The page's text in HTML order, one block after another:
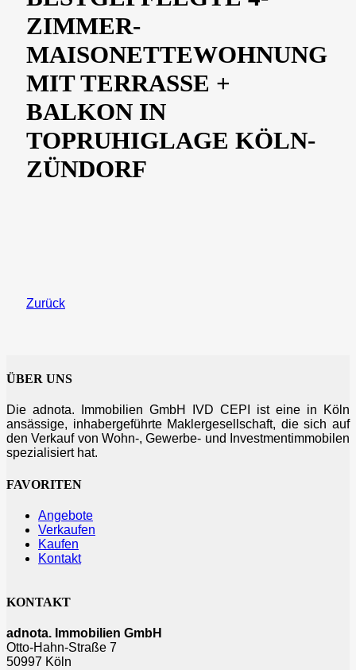
ZIMMER-
MAISONETTEWOHNUNG
MIT TERRASSE +
BALKON IN
TOPRUHIGLAGE KÖLN-
ZÜNDORF
Zurück
ÜBER UNS
Die adnota. Immobilien GmbH IVD CEPI ist eine in Köln
ansässige, inhabergeführte Maklergesellschaft, die sich auf
den Verkauf von Wohn-, Gewerbe- und Investmentimmobilen
spezialisiert hat.
FAVORITEN
Angebote
Verkaufen
Kaufen
Kontakt
KONTAKT
adnota. Immobilien GmbH
Otto-Hahn-Straße 7
50997 Köln